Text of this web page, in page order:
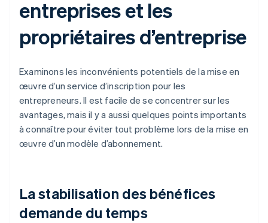
entreprises et les
propriétaires d’entreprise
Examinons les inconvénients potentiels de la mise en
œuvre d’un service d’inscription pour les
entrepreneurs. Il est facile de se concentrer sur les
avantages, mais il y a aussi quelques points importants
à connaître pour éviter tout problème lors de la mise en
œuvre d’un modèle d’abonnement.
La stabilisation des bénéfices
demande du temps